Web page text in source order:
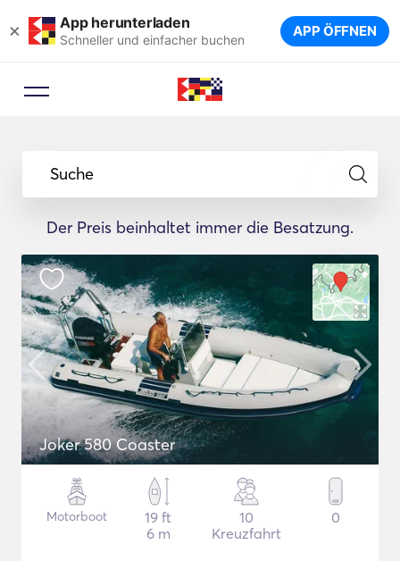
× App herunterladen
Schneller und einfacher buchen APP ÖFFNEN
Suche
Der Preis beinhaltet immer die Besatzung.
Joker 580 Coaster
Motorboot
19 ft
6 m
10
Kreuzfahrt
0